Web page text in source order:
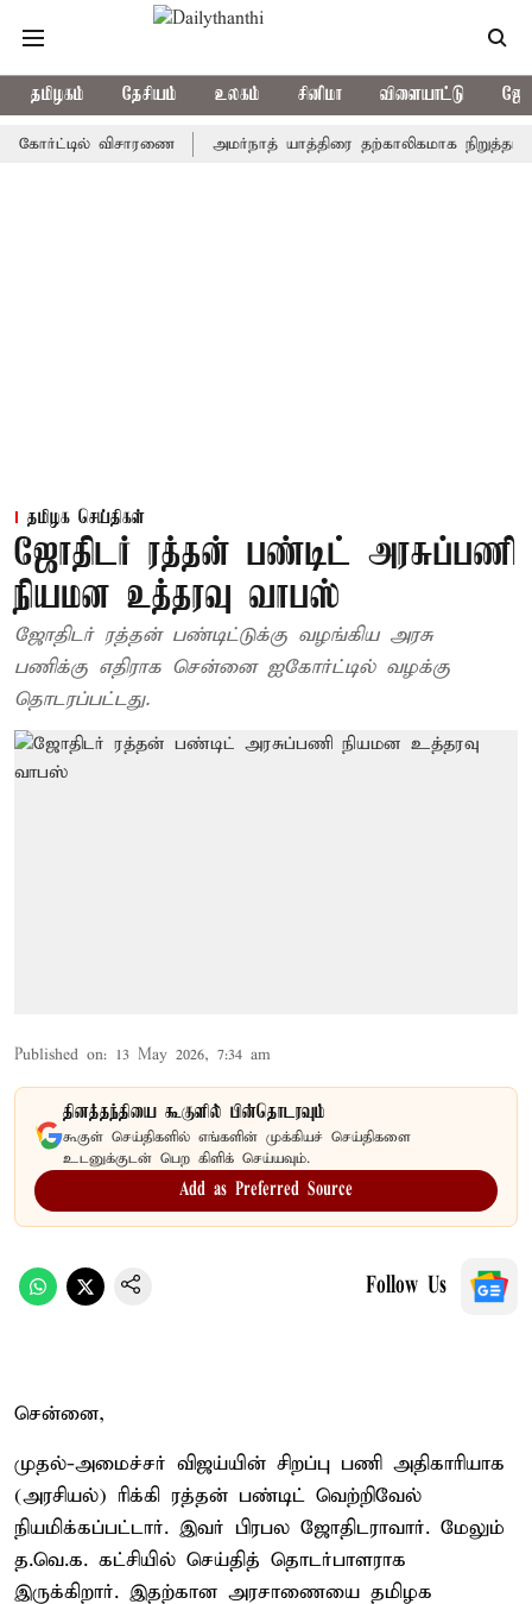
தமிழகம் தேசியம் உலகம் சினிமா விளையாட்டு
விசாரணை அமர்நாத் யாத்திரை தற்காலிகமாக நிறுத்தம்
தமிழக செய்திகள்
ஜோதிடர் ரத்தன் பண்டிட் அரசுப்பணி
நியமன உத்தரவு வாபஸ்
ஜோதிடர் ரத்தன் பண்டிட்டுக்கு வழங்கிய அரசு
பணிக்கு எதிராக சென்னை ஐகோர்ட்டில் வழக்கு
தொடரப்பட்டது.
Published on: 13 May 2026, 7:34 am
தினத்தந்தியை கூகுளில் பின்தொடரவும்
கூகுள் செய்திகளில் எங்களின் முக்கியச் செய்திகளை
உடனுக்குடன் பெற கிளிக் செய்யவும்.
Add as Preferred Source
Follow Us
சென்னை,
முதல்-அமைச்சர் விஜய்யின் சிறப்பு பணி அதிகாரியாக
(அரசியல்) ரிக்கி ரத்தன் பண்டிட் வெற்றிவேல்
நியமிக்கப்பட்டார். இவர் பிரபல ஜோதிடராவார். மேலும்
த.வெ.க. கட்சியில் செய்தித் தொடர்பாளராக
இருக்கிறார். இதற்கான அரசாணையை தமிழக